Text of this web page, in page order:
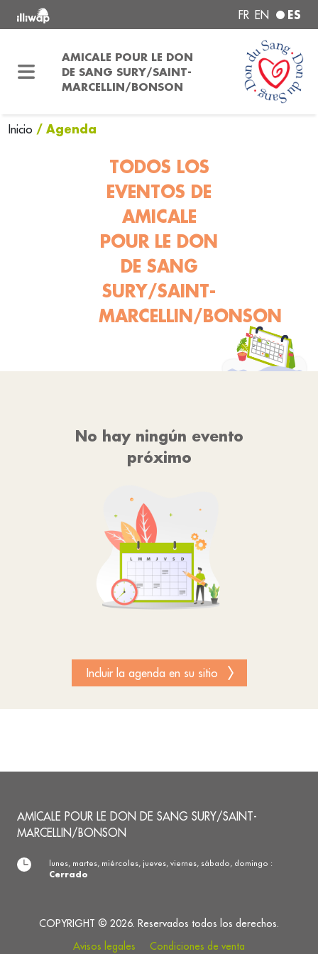
FR EN ES
AMICALE POUR LE DON
DE SANG SURY/SAINT-
MARCELLIN/BONSON
Inicio / Agenda
TODOS LOS
EVENTOS DE
AMICALE
POUR LE DON
DE SANG
SURY/SAINT-
MARCELLIN/BONSON
No hay ningún evento
próximo
Incluir la agenda en su sitio
AMICALE POUR LE DON DE SANG SURY/SAINT-
MARCELLIN/BONSON
lunes, martes, miércoles, jueves, viernes, sábado, domingo :
Cerrado
COPYRIGHT © 2026. Reservados todos los derechos.
Avisos legales
Condiciones de venta